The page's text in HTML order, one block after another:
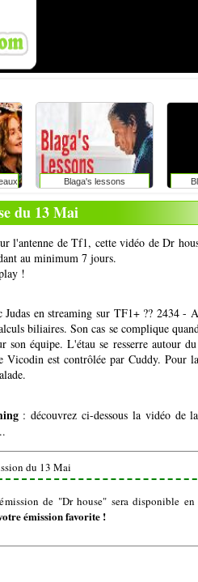
Blaga's lessons
du 13 Mai
l'antenne de Tf1, cette vidéo de Dr
au minimum 7 jours.
!
en streaming sur TF1+ ?? 2434 -
biliaires. Son cas se complique
son équipe. L'étau se resserre autour
Vicodin est contrôlée par Cuddy. Pour
: découvrez ci-dessous la vidéo de
du 13 Mai
de "Dr house" sera disponible en
émission favorite !